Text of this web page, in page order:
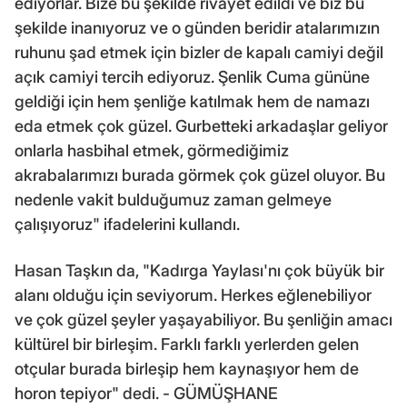
şekilde inanıyoruz ve o günden beridir atalarımızın
ruhunu şad etmek için bizler de kapalı camiyi değil
açık camiyi tercih ediyoruz. Şenlik Cuma gününe
geldiği için hem şenliğe katılmak hem de namazı
eda etmek çok güzel. Gurbetteki arkadaşlar geliyor
onlarla hasbihal etmek, görmediğimiz
akrabalarımızı burada görmek çok güzel oluyor. Bu
nedenle vakit bulduğumuz zaman gelmeye
çalışıyoruz" ifadelerini kullandı.
Hasan Taşkın da, "Kadırga Yaylası'nı çok büyük bir
alanı olduğu için seviyorum. Herkes eğlenebiliyor
ve çok güzel şeyler yaşayabiliyor. Bu şenliğin amacı
kültürel bir birleşim. Farklı farklı yerlerden gelen
otçular burada birleşip hem kaynaşıyor hem de
horon tepiyor" dedi. - GÜMÜŞHANE